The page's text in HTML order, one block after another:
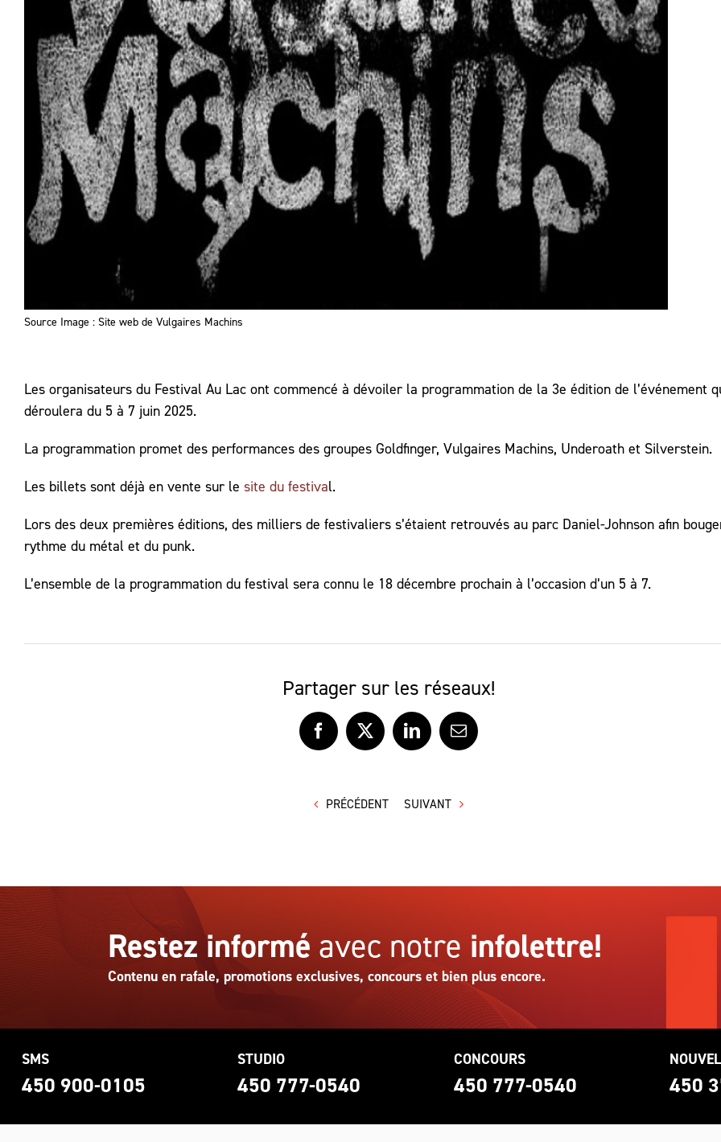
Source Image : Site web de Vulgaires Machins
Les organisateurs du Festival Au Lac ont commencé à dévoiler la programmation de la 3e édition de l’événement
déroulera du 5 à 7 juin 2025.
La programmation promet des performances des groupes Goldfinger, Vulgaires Machins, Underoath et Silverstein.
Les billets sont déjà en vente sur le site du festival.
Lors des deux premières éditions, des milliers de festivaliers s’étaient retrouvés au parc Daniel-Johnson afin
rythme du métal et du punk.
L’ensemble de la programmation du festival sera connu le 18 décembre prochain à l’occasion d’un 5 à 7.
Partager sur les réseaux!
Facebook
X LinkedInCourriel
PRÉCÉDENT SUIVANT
Restez informé avec notre infolettre!
Contenu en rafale, promotions exclusives, concours et bien plus encore.
SMS
450 900-0105
STUDIO
450 777-0540
CONCOURS
450 777-0540 450